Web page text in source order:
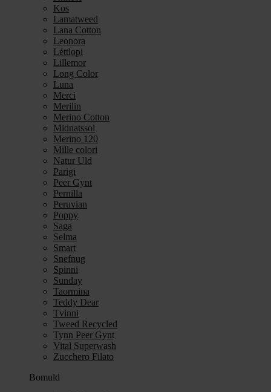
Kos
Lamatweed
Lana Cotton
Leonora
Léttlopi
Lillemor
Long Color
Luna
Merci
Merilin
Merino Cotton
Midnatssol
Merino 120
Mille colori
Natur Uld
Parigi
Peer Gynt
Pernilla
Peruvian
Poppy
Saga
Selma
Smart
Snefnug
Spinni
Sunday
Taormina
Teddy Dear
Tvinni
Tweed Recycled
Tynn Peer Gynt
Vital Superwash
Zucchero Filato
Bomuld